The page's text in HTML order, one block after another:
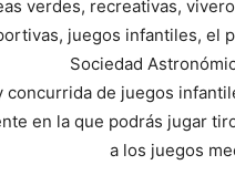
verdes, recreativas,
juegos infantiles, el
Sociedad
concurrida de juegos
en la que podrás jugar
a los juegos